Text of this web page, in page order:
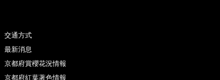
交通方式
最新消息
京都府賞櫻花況情報
京都府紅葉著色情報